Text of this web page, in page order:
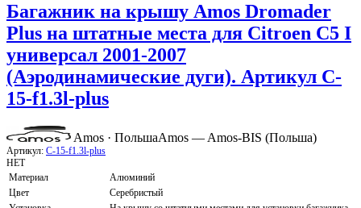
Багажник на крышу Amos Dromader
Plus на штатные места для Citroen C5 I
универсал 2001-2007
(Аэродинамические дуги). Артикул C-
15-f1.3l-plus
Amos · ПольшаAmos — Amos-BIS (Польша)
Артикул: C-15-f1.3l-plus
НЕТ
Материал
Алюминий
Цвет
Серебристый